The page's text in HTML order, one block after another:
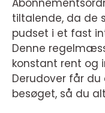
tiltalende, da de
pudset i et fast
Denne
konstant rent og
Derudover får
besøget, så du